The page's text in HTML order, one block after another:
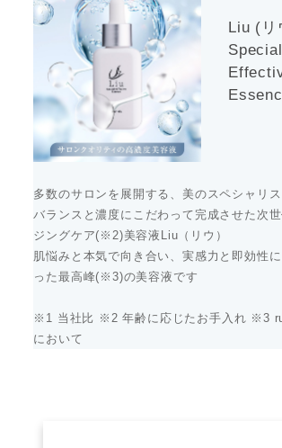
Liu (リ
多数のサロンを展開する、美のスペシャリ
バランスと濃度にこだわって完成させた次
ジングケア(※2)美容液Liu（リウ）
肌悩みと本気で向き合い、実感力と即効性
った最高峰(※3)の美容液です
※1 当社比 ※2 年齢に応じたお手入れ ※3
において